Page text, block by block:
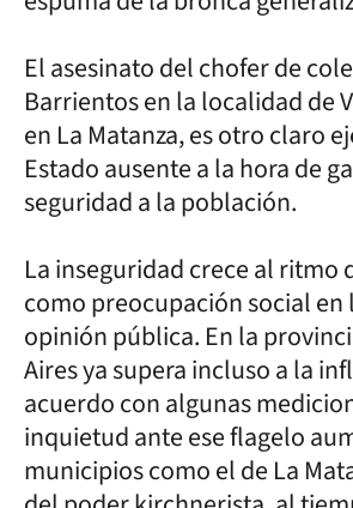
El asesinato del chofer de
Barrientos en la localidad de
en La Matanza, es otro claro
Estado ausente a la hora de
seguridad a la población.
La inseguridad crece al ritmo
como preocupación social en
opinión pública. En la
Aires ya supera incluso a la
acuerdo con algunas
inquietud ante ese flagelo
municipios como el de La